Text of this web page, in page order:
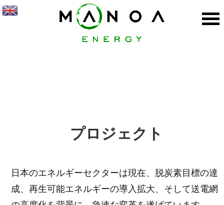
プロジェクト
日本のエネルギーセクターは現在、脱炭素目標の達
成、再生可能エネルギーの導入拡大、そして送電網